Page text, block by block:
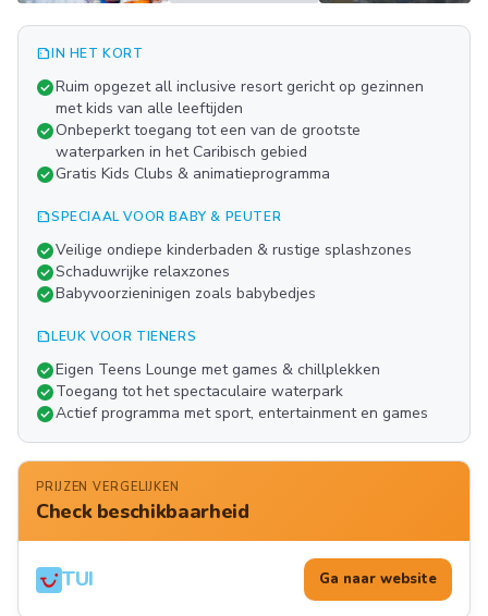
play_arrow
FOTO'S
summarizeIN HET KORT
check_circleRuim opgezet all inclusive resort gericht op gezinnen
met kids van alle leeftijden
check_circleOnbeperkt toegang tot een van de grootste
waterparken in het Caribisch gebied
check_circleGratis Kids Clubs & animatieprogramma
summarizeSPECIAAL VOOR BABY & PEUTER
check_circleVeilige ondiepe kinderbaden & rustige splashzones
check_circleSchaduwrijke relaxzones
check_circleBabyvoorzieninigen zoals babybedjes
summarizeLEUK VOOR TIENERS
check_circleEigen Teens Lounge met games & chillplekken
check_circleToegang tot het spectaculaire waterpark
check_circleActief programma met sport, entertainment en games
PRIJZEN VERGELIJKEN
Check beschikbaarheid
TUI Ga naar website